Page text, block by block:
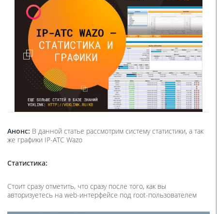
Анонс: В данной статье рассмотрим систему статистики, а так
же графики IP-ATC Wazo
Статистика:
Стоит сразу отметить, что сразу после того, как вы
авторизуетесь на web-интерфейсе под root-пользователем